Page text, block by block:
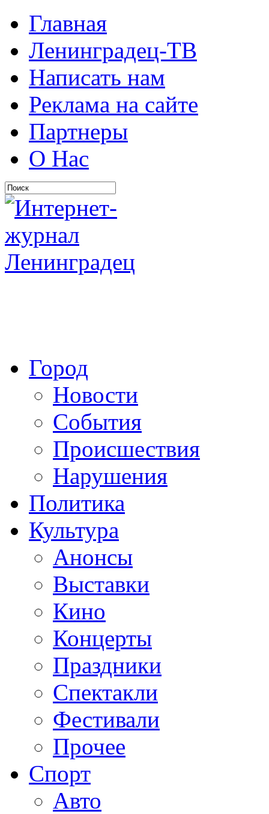
Главная
Ленинградец-ТВ
Написать нам
Реклама на сайте
Партнеры
О Нас
Город
Новости
События
Происшествия
Нарушения
Политика
Культура
Анонсы
Выставки
Кино
Концерты
Праздники
Спектакли
Фестивали
Прочее
Спорт
Авто